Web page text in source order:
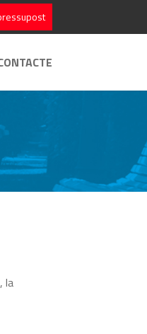
la